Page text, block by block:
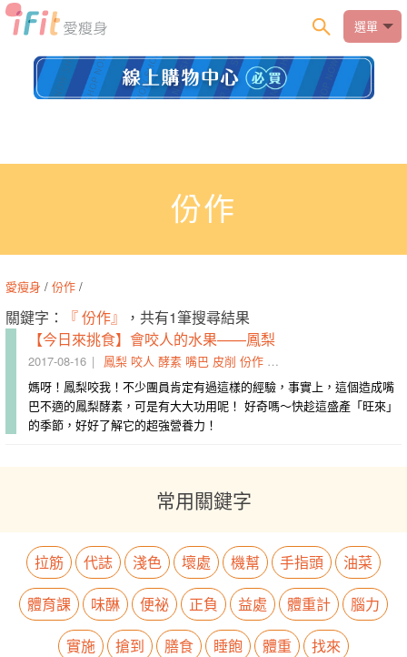
選單
份作
愛瘦身 / 份作 /
關鍵字： 『 份作』
，共有1筆搜尋結果
【今日來挑食】會咬人的水果——鳳梨
2017-08-16 鳳梨 咬人 酵素 嘴巴 皮削 份作 將肉
媽呀！鳳梨咬我！不少團員肯定有過這樣的經驗，事實上，這個造成嘴
巴不適的鳳梨酵素，可是有大大功用呢！ 好奇嗎～快趁這盛產「旺來」
的季節，好好了解它的超強營養力！
常用關鍵字
拉筋 代誌 淺色 壞處 機幫 手指頭
油菜
體育課
味醂 便祕 正負 益處 體重計
腦力
實施
搶到 膳食 睡飽 體重 找來